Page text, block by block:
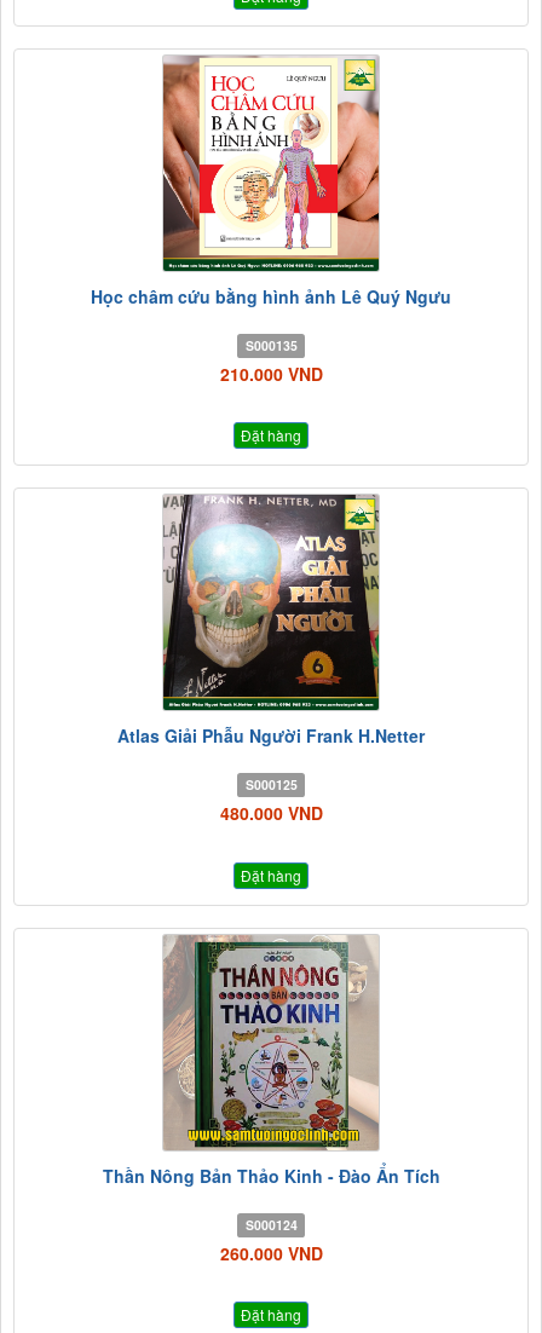
Học châm cứu bằng hình ảnh Lê Quý Ngưu
S000135
210.000 VND
Đặt hàng
Atlas Giải Phẫu Người Frank H.Netter
S000125
480.000 VND
Đặt hàng
Thần Nông Bản Thảo Kinh - Đào Ẩn Tích
S000124
260.000 VND
Đặt hàng